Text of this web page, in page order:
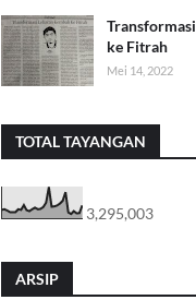
ke Fitrah
Mei 14, 2022
TOTAL TAYANGAN
3,295,003
ARSIP